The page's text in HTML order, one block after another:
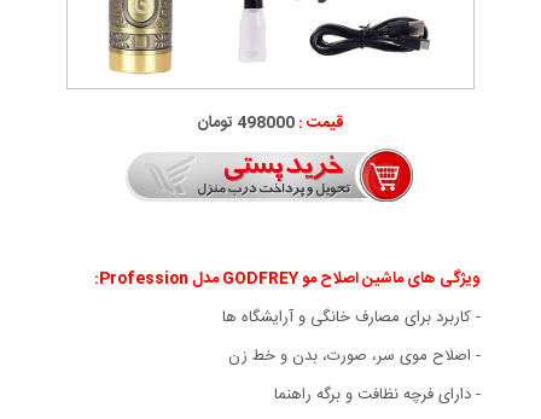
قیمت :498000 تومان
ویژگی های ماشین اصلاح مو GODFREY مدل Profession
:
- کاربرد برای مصارف خانگی و آرایشگاه ها
- اصلاح موی سر، صورت، بدن و خط زن
- دارای فرچه نظافت و برگه راهنما